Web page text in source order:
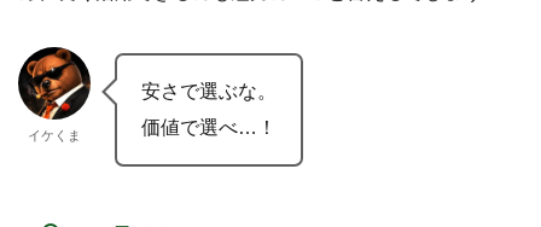
イケくま
安さで選ぶな。
価値で選べ…！